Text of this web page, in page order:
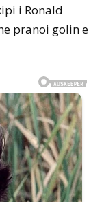
i Ronald
pranoi golin e